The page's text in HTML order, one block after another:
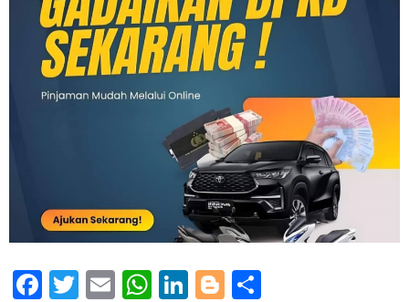
Facebook
Twitter
EmailWhatsApp
LinkedIn
Blogger